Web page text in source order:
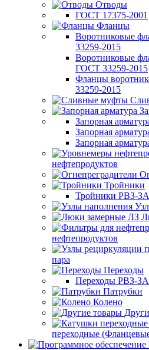
Отводы
ГОСТ 17375-2001
Фланцы
Воротниковые
33259-2015
Воротниковые
ГОСТ 33259-2015
Фланцы
33259-2015
Запорная
Запорная
Запорная
нефтепродуктов
Тройники
Тройники РВЗ-
нефтепродуктов
пара
Переходы
Переходы РВЗ-
Патрубки
Колено
переходные